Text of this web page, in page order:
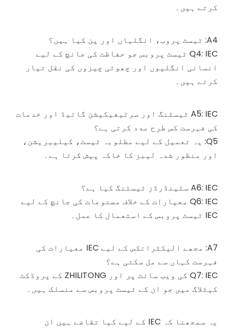
کرتے ہیں۔
A4: ٹیسٹ پروب، انگلیاں اور پن کیا ہیں؟
Q4: IEC ٹیسٹ پروبس جو حفاظت کی جانچ کے لیے
انسانی انگلیوں اور چھوٹی چیزوں کی نقل تیار
کرتے ہیں۔
A5: IEC ٹیسٹنگ اور سرٹیفیکیشن گائیڈ اور خدمات
کی فہرست کس طرح مدد کرتی ہے؟
Q5: یہ تعمیل کے لیے مطلوبہ ٹیسٹ، کیلیبریشن،
اور منظور شدہ لیبز کا خاکہ پیش کرتا ہے۔
A6: IEC سٹینڈرڈز ٹیسٹنگ کیا ہے؟
Q6: IEC معیارات کے خلاف مصنوعات کی جانچ کے لیے
IEC ٹیسٹ پروبس کے استعمال کا عمل۔
A7: مجھے الیکٹرانکس کے لیے IEC معیارات کی
فہرست کہاں سے مل سکتی ہے؟
Q7: IEC کی ویب سائٹ پر اور ZHILITONG کے پروڈکٹ
کیٹلاگ میں جو ان کے ٹیسٹ پروبس سے منسلک ہیں۔
یہ سمجھنا کہ IEC کے لیے کیا تقاضے ہیں ان